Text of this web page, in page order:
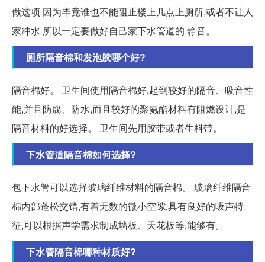
做这项 因为毕竟谁也不能阻止楼上几点上厕所,或者不让人
家冲水 所以一定要做好自己家下水管道的 静音。
厕所隔音棉和发泡胶哪个好?
隔音棉好。 卫生间使用隔音棉好,起到较好的隔音、吸音性
能,并且防腐、防水,而且较好的聚氨酯材料有阻燃设计,是
隔音材料的好选择。 卫生间先用胶带或者生料带。
下水管道隔音棉如何选择?
包下水管可以选择玻璃纤维材料的隔音棉。 玻璃纤维隔音
棉内部蓬松交错,有着无数的微小空隙,具有良好的吸声特
征,可以根据声学需求制成墙板、天花板等,能够有。
下水管隔音棉哪种材质好?